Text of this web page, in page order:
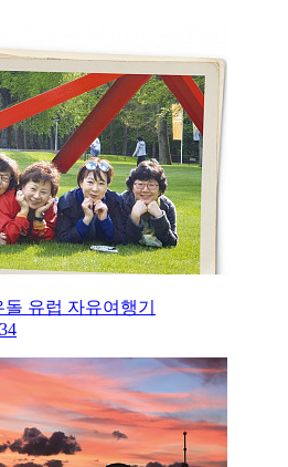
유럽 자유여행기